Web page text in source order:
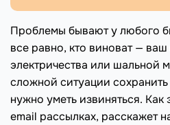
Проблемы бывают у любого
все равно, кто виноват —
электричества или шальной
сложной ситуации
нужно уметь извиняться. Как
email рассылках, расскажет